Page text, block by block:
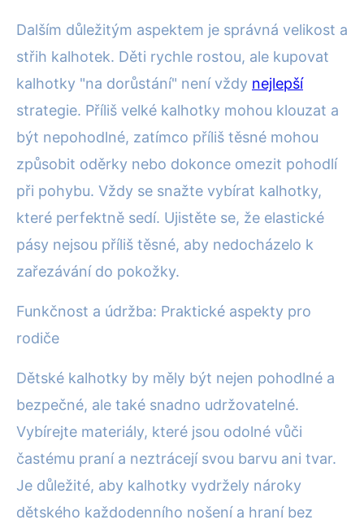
Dalším důležitým aspektem je správná velikost a
střih kalhotek. Děti rychle rostou, ale kupovat
kalhotky "na dorůstání" není vždy nejlepší
strategie. Příliš velké kalhotky mohou klouzat a
být nepohodlné, zatímco příliš těsné mohou
způsobit oděrky nebo dokonce omezit pohodlí
při pohybu. Vždy se snažte vybírat kalhotky,
které perfektně sedí. Ujistěte se, že elastické
pásy nejsou příliš těsné, aby nedocházelo k
zařezávání do pokožky.
Funkčnost a údržba: Praktické aspekty pro
rodiče
Dětské kalhotky by měly být nejen pohodlné a
bezpečné, ale také snadno udržovatelné.
Vybírejte materiály, které jsou odolné vůči
častému praní a neztrácejí svou barvu ani tvar.
Je důležité, aby kalhotky vydržely nároky
dětského každodenního nošení a hraní bez